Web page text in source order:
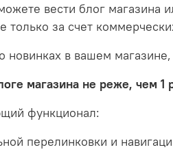
вести блог магазина
только за счет
новинках в вашем
магазина не реже, чем 1
функционал:
перелинковки и